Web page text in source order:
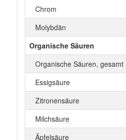
Chrom
Molybdän
Organische Säuren
Organische Säuren, gesamt
Essigsäure
Zitronensäure
Milchsäure
Äpfelsäure